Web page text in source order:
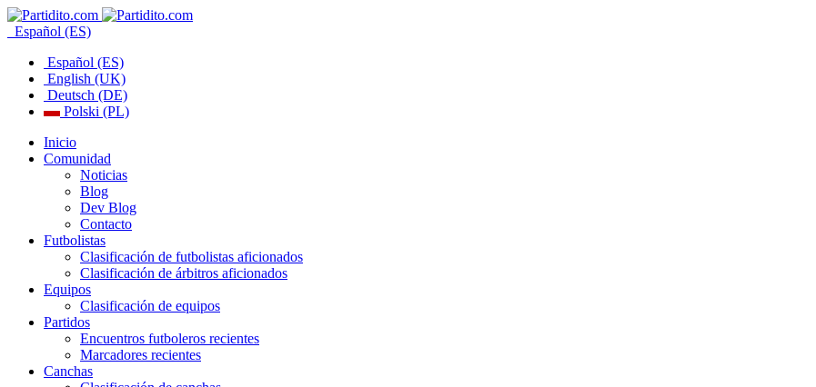
Español (ES)
Español (ES)
English (UK)
Deutsch (DE)
Polski (PL)
Inicio
Comunidad
Noticias
Blog
Dev Blog
Contacto
Futbolistas
Clasificación de futbolistas aficionados
Clasificación de árbitros aficionados
Equipos
Clasificación de equipos
Partidos
Encuentros futboleros recientes
Marcadores recientes
Canchas